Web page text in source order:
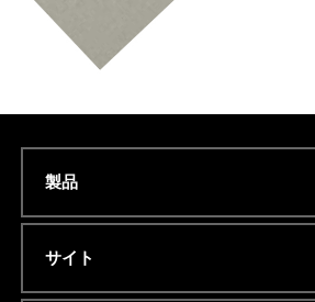
a
メ
ッ
セ
ー
製品
サイト